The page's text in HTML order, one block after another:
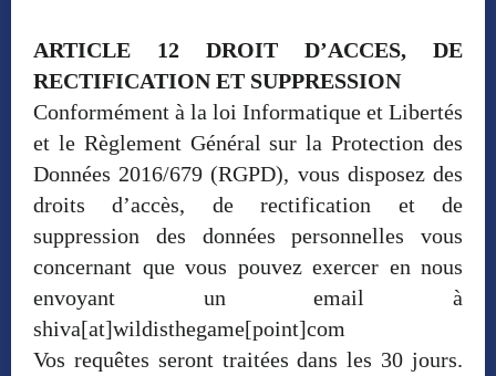
ARTICLE 12 DROIT D’ACCES, DE
RECTIFICATION ET SUPPRESSION
Conformément à la loi Informatique et Libertés
et le Règlement Général sur la Protection des
Données 2016/679 (RGPD), vous disposez des
droits d’accès, de rectification et de
suppression des données personnelles vous
concernant que vous pouvez exercer en nous
envoyant un email à
shiva[at]wildisthegame[point]com
Vos requêtes seront traitées dans les 30 jours.